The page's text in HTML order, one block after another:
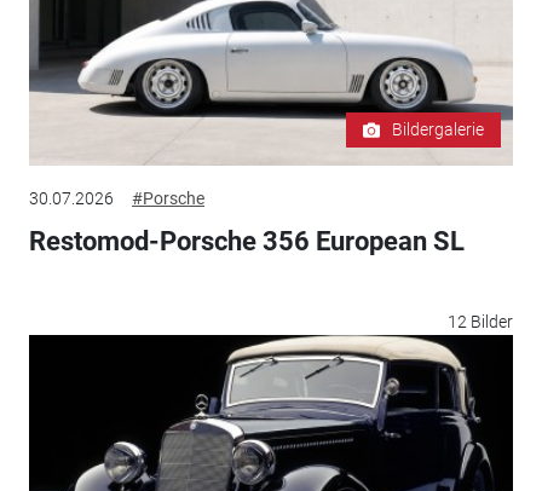
Bildergalerie
30.07.2026 #Porsche
Restomod-Porsche 356 European SL
12 Bilder